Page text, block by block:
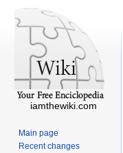
iamthewiki.com
Main page
Recent changes